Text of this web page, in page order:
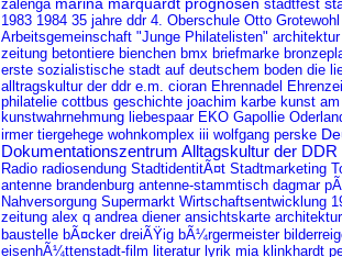
zalenga marina marquardt prognosen stadtfest
1983 1984 35 jahre ddr 4. Oberschule Otto Grotewohl
Arbeitsgemeinschaft "Junge Philatelisten" architektur
zeitung betontiere bienchen bmx briefmarke
erste sozialistische stadt auf deutschem boden die
alltragskultur der ddr e.m. cioran Ehrennadel
philatelie cottbus geschichte joachim karbe kunst
kunstwahrnehmung liebespaar EKO Gapollie
irmer tiergehege wohnkomplex iii wolfgang perske
Dokumentationszentrum Alltagskultur der DDR
Radio radiosendung StadtidentitÃ¤t Stadtmarketing
antenne brandenburg antenne-stammtisch dagmar
Nahversorgung Supermarkt Wirtschaftsentwicklung
zeitung alex q andrea diener ansichtskarte
baustelle bÃ¤cker dreiÃŸig bÃ¼rgermeister
eisenhÃ¼ttenstadt-film literatur lyrik mia klinkhardt